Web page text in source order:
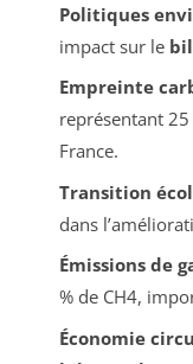
Politiques
impact sur le
Empreinte
représentant 25
France.
Transition
dans
Émissions de
% de CH4,
Économie